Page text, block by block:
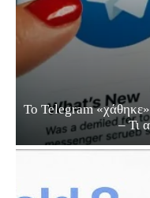
Το Telegram
– Τι